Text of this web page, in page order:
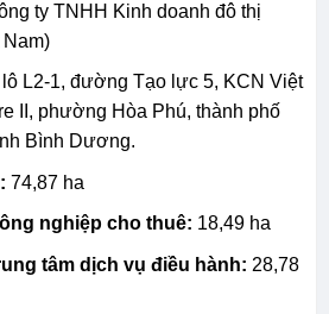
ty TNHH Kinh doanh đô thị
Nam)
lô L2-1, đường Tạo lực 5, KCN Việt
II, phường Hòa Phú, thành phố
Bình Dương.
74,87 ha
nghiệp cho thuê: 18,49 ha
tâm dịch vụ điều hành: 28,78